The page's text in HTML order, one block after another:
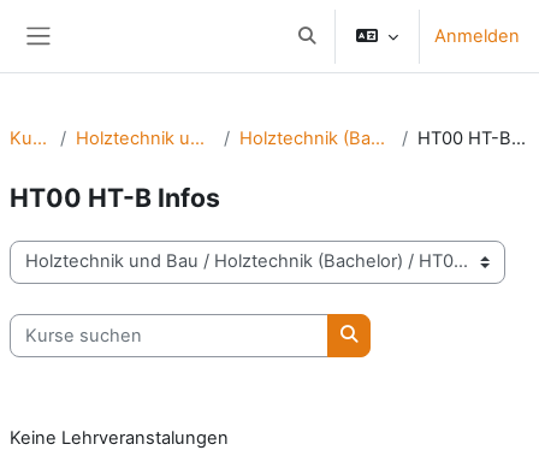
Sucheingabe umschalten
Anmelden
Kurse Holztechnik und Bau Holztechnik (Bachelor) HT00 HT-B Infos
HT00 HT-B Infos
Kursbereiche
Kurse suchen
Kurse suchen
Keine Lehrveranstalungen